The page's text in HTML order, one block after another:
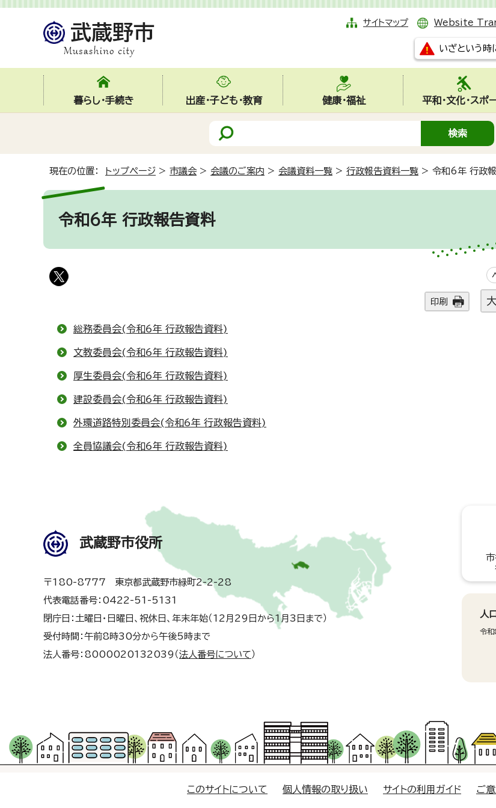
サイトマップ Website
いざという時
暮らし・手続き 出産・子ども・教育 健康・福祉 平和・文化・スポ
現在の位置： トップページ > 市議会 > 会議のご案内 > 会議資料一覧 > 行政報告資料一覧 > 令和6年 行政
令和6年 行政報告資料
印刷
総務委員会(令和6年 行政報告資料)
文教委員会(令和6年 行政報告資料)
厚生委員会(令和6年 行政報告資料)
建設委員会(令和6年 行政報告資料)
外環道路特別委員会(令和6年 行政報告資料)
全員協議会(令和6年 行政報告資料)
武蔵野市役所
〒180-8777 東京都武蔵野市緑町2-2-28
代表電話番号：0422-51-5131
閉庁日：土曜日・日曜日、祝休日、年末年始（12月29日から1月3日まで）
受付時間：午前8時30分から午後5時まで
法人番号：8000020132039（ 法人番号について ）
人
令
このサイトについて 個人情報の取り扱い サイトの利用ガイド ご